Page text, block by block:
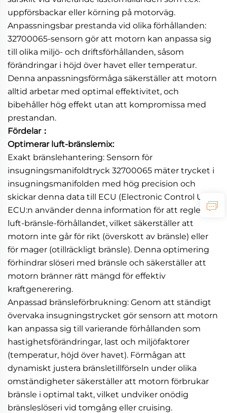
uppförsbackar eller körning på motorväg.
Anpassningsbar prestanda vid olika förhållanden:
32700065-sensorn gör att motorn kan anpassa sig
till olika miljö- och driftsförhållanden, såsom
förändringar i höjd över havet eller temperatur.
Denna anpassningsförmåga säkerställer att motorn
alltid arbetar med optimal effektivitet, och
bibehåller hög effekt utan att kompromissa med
prestandan.
Fördelar：
Optimerar luft-bränslemix:
Exakt bränslehantering: Sensorn för
insugningsmanifoldtryck 32700065 mäter trycket i
insugningsmanifolden med hög precision och
skickar denna data till ECU (Electronic Control Unit).
ECU:n använder denna information för att reglera
luft-bränsle-förhållandet, vilket säkerställer att
motorn inte går för rikt (överskott av bränsle) eller
för mager (otillräckligt bränsle). Denna optimering
förhindrar slöseri med bränsle och säkerställer att
motorn bränner rätt mängd för effektiv
kraftgenerering.
Anpassad bränsleförbrukning: Genom att ständigt
övervaka insugningstrycket gör sensorn att motorn
kan anpassa sig till varierande förhållanden som
hastighetsförändringar, last och miljöfaktorer
(temperatur, höjd över havet). Förmågan att
dynamiskt justera bränsletillförseln under olika
omständigheter säkerställer att motorn förbrukar
bränsle i optimal takt, vilket undviker onödig
bränsleslöseri vid tomgång eller cruising.